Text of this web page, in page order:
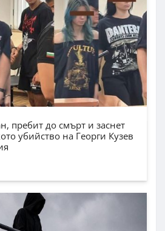
пребит до смърт и заснет
убийство на Георги Кузев